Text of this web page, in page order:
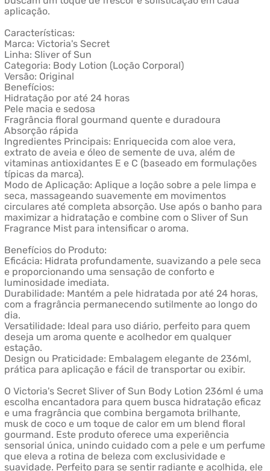
aplicação.
Características:
Marca: Victoria's Secret
Linha: Sliver of Sun
Categoria: Body Lotion (Loção Corporal)
Versão: Original
Benefícios:
Hidratação por até 24 horas
Pele macia e sedosa
Fragrância floral gourmand quente e duradoura
Absorção rápida
Ingredientes Principais: Enriquecida com aloe vera,
extrato de aveia e óleo de semente de uva, além de
vitaminas antioxidantes E e C (baseado em formulações
típicas da marca).
Modo de Aplicação: Aplique a loção sobre a pele limpa e
seca, massageando suavemente em movimentos
circulares até completa absorção. Use após o banho para
maximizar a hidratação e combine com o Sliver of Sun
Fragrance Mist para intensificar o aroma.
Benefícios do Produto:
Eficácia: Hidrata profundamente, suavizando a pele seca
e proporcionando uma sensação de conforto e
luminosidade imediata.
Durabilidade: Mantém a pele hidratada por até 24 horas,
com a fragrância permanecendo sutilmente ao longo do
dia.
Versatilidade: Ideal para uso diário, perfeito para quem
deseja um aroma quente e acolhedor em qualquer
estação.
Design ou Praticidade: Embalagem elegante de 236ml,
prática para aplicação e fácil de transportar ou exibir.
O Victoria's Secret Sliver of Sun Body Lotion 236ml é uma
escolha encantadora para quem busca hidratação eficaz
e uma fragrância que combina bergamota brilhante,
musk de coco e um toque de calor em um blend floral
gourmand. Este produto oferece uma experiência
sensorial única, unindo cuidado com a pele e um perfume
que eleva a rotina de beleza com exclusividade e
suavidade. Perfeito para se sentir radiante e acolhida, ele